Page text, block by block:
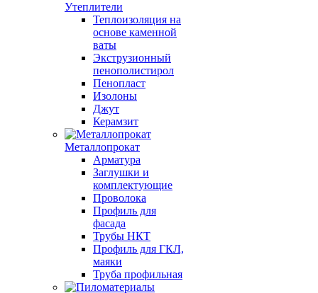
Утеплители
Теплоизоляция на
основе каменной
ваты
Экструзионный
пенополистирол
Пенопласт
Изолоны
Джут
Керамзит
Металлопрокат
Арматура
Заглушки и
комплектующие
Проволока
Профиль для
фасада
Трубы НКТ
Профиль для ГКЛ,
маяки
Труба профильная